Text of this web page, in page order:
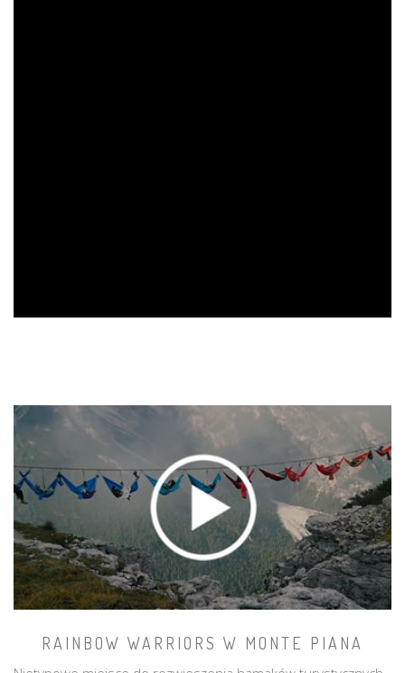
RAINBOW WARRIORS W MONTE PIANA